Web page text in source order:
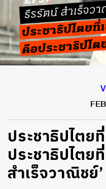
ประชาธิปไตย
ประชาธิปไตย
สำเร็จวาณิชย์’